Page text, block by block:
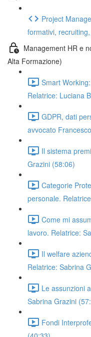
Project
formativi,
Management HR e
Alta Formazione)
Smart
Relatrice: Luciana
GDPR, dati
avvocato
Il sistema
Grazini (58:06)
Categorie
personale.
Come mi
lavoro. Relatrice:
Il welfare
Relatrice: Sabrina
Le assunzioni
Sabrina Grazini
Fondi